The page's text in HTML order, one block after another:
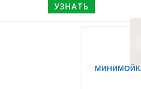
УЗНАТЬ
МИНИМОЙКА